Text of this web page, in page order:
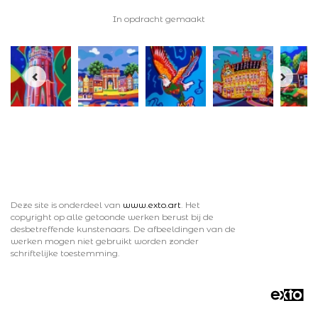
In opdracht gemaakt
Deze site is onderdeel van www.exto.art. Het
copyright op alle getoonde werken berust bij de
desbetreffende kunstenaars. De afbeeldingen van de
werken mogen niet gebruikt worden zonder
schriftelijke toestemming.